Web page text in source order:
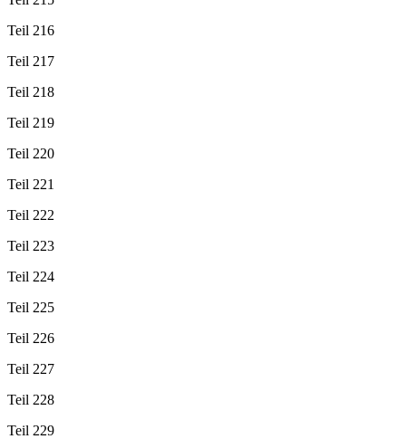
Teil 216
Teil 217
Teil 218
Teil 219
Teil 220
Teil 221
Teil 222
Teil 223
Teil 224
Teil 225
Teil 226
Teil 227
Teil 228
Teil 229